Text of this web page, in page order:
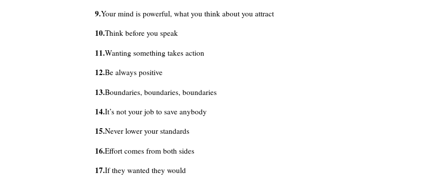
9.Your mind is powerful, what you think about you attract
10.Think before you speak
11.Wanting something takes action
12.Be always positive
13.Boundaries, boundaries, boundaries
14.It’s not your job to save anybody
15.Never lower your standards
16.Effort comes from both sides
17.If they wanted they would